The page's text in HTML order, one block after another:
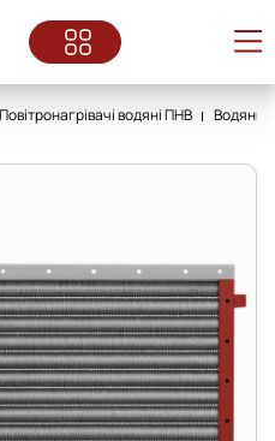
Повітронагрівачі водяні ПНВ Водяний